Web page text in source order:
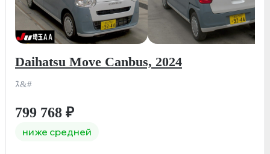
Daihatsu Move Canbus, 2024
ｽ&#
799 768 ₽
ниже средней